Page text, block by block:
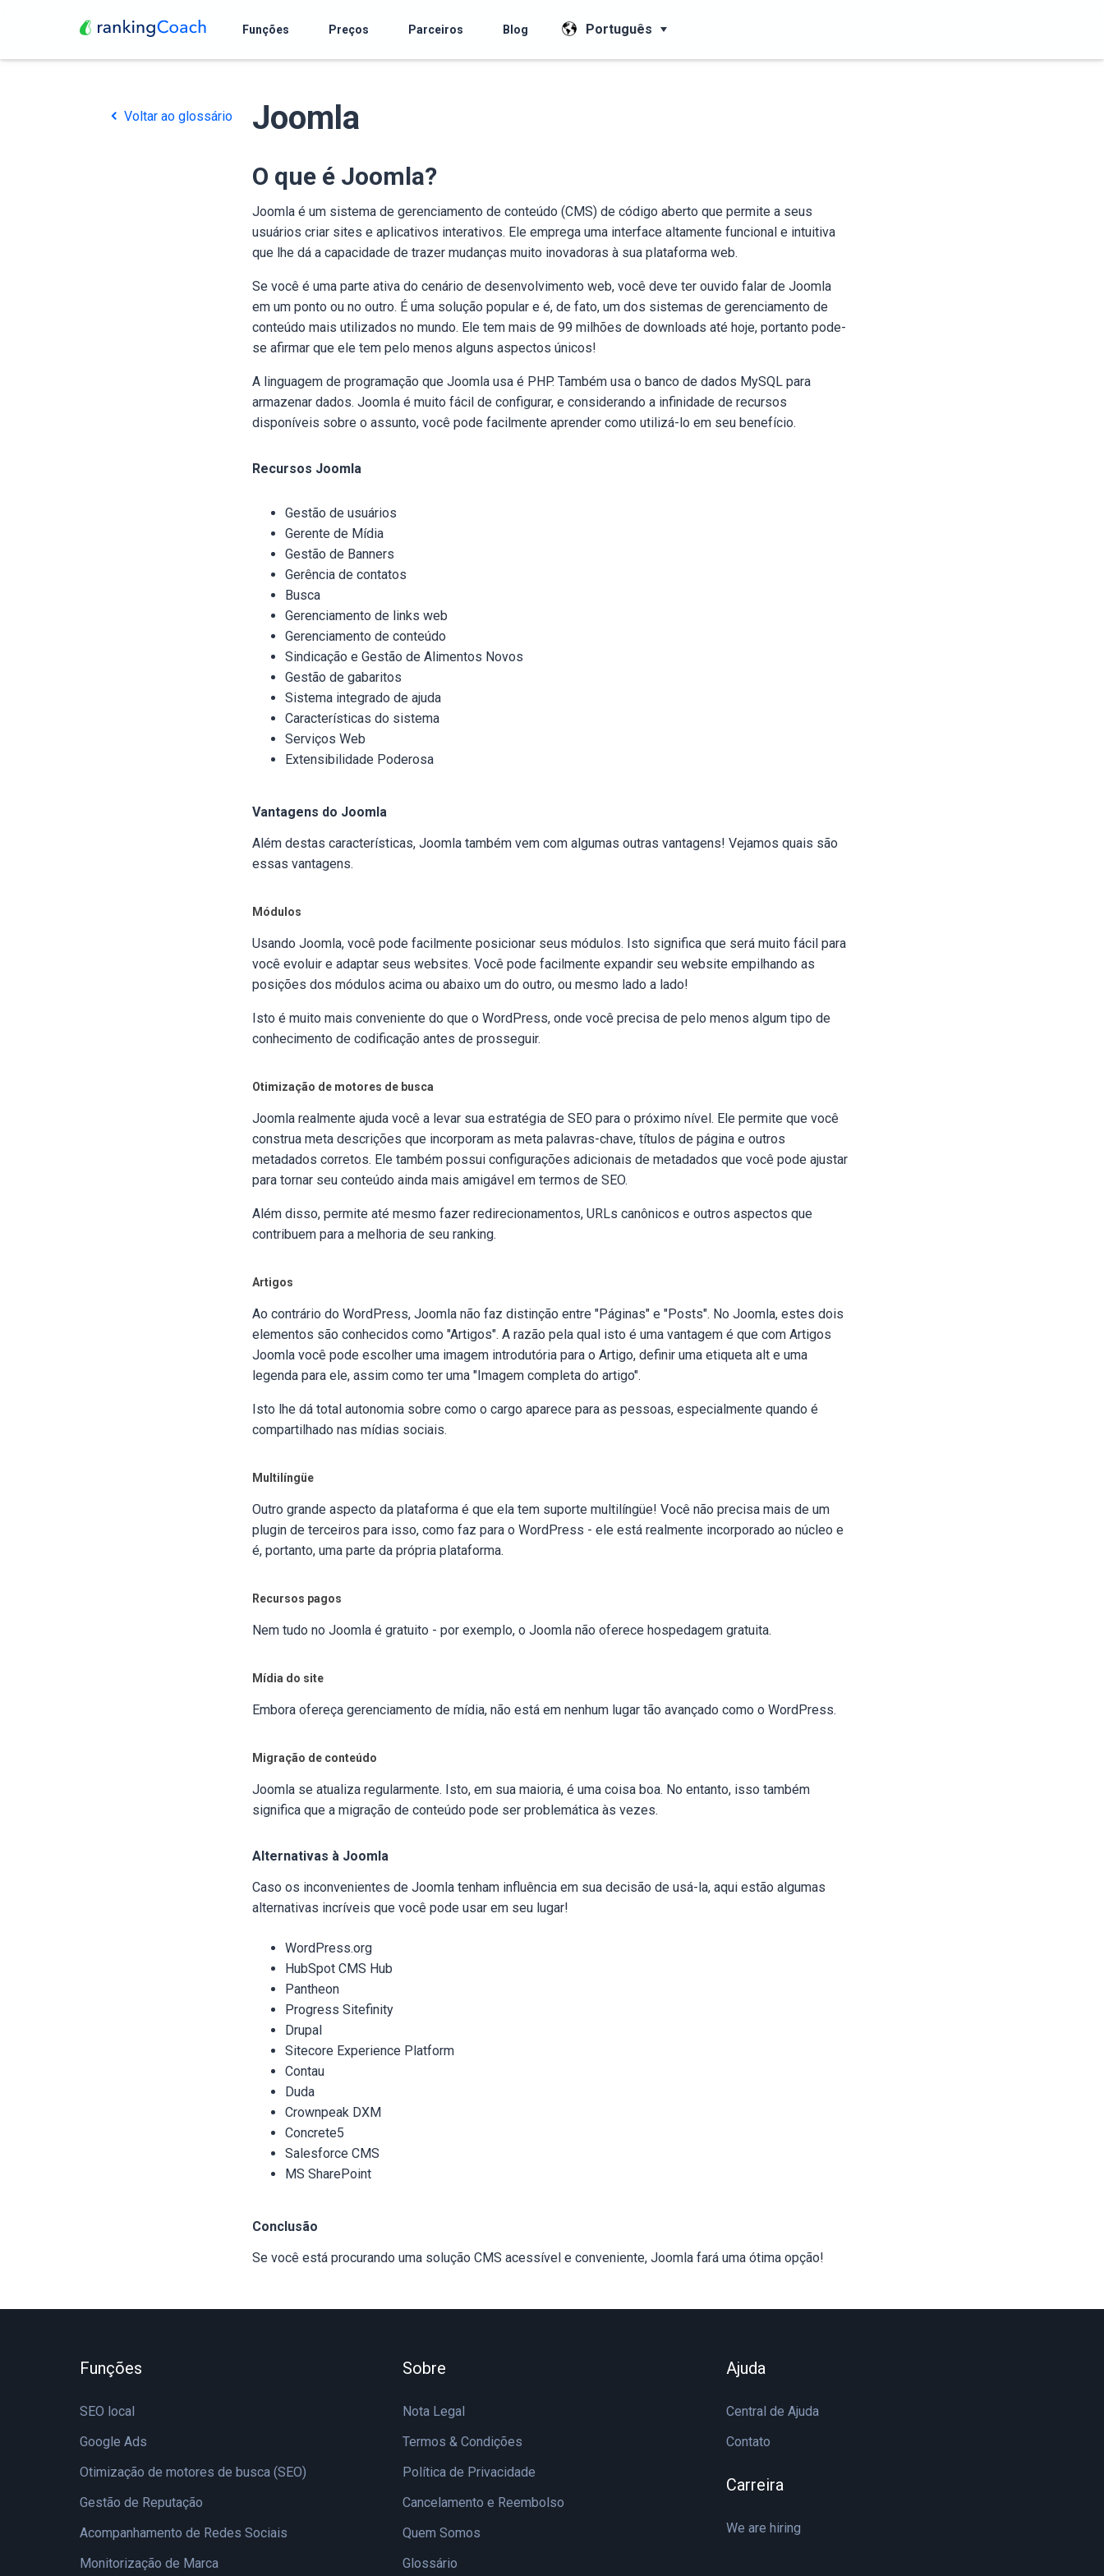
Funções Preços Parceiros Blog Português
Voltar ao glossário Joomla
O que é Joomla?
Joomla é um sistema de gerenciamento de conteúdo (CMS) de código aberto que permite a seus
usuários criar sites e aplicativos interativos. Ele emprega uma interface altamente funcional e intuitiva
que lhe dá a capacidade de trazer mudanças muito inovadoras à sua plataforma web.
Se você é uma parte ativa do cenário de desenvolvimento web, você deve ter ouvido falar de Joomla
em um ponto ou no outro. É uma solução popular e é, de fato, um dos sistemas de gerenciamento de
conteúdo mais utilizados no mundo. Ele tem mais de 99 milhões de downloads até hoje, portanto pode-
se afirmar que ele tem pelo menos alguns aspectos únicos!
A linguagem de programação que Joomla usa é PHP. Também usa o banco de dados MySQL para
armazenar dados. Joomla é muito fácil de configurar, e considerando a infinidade de recursos
disponíveis sobre o assunto, você pode facilmente aprender como utilizá-lo em seu benefício.
Recursos Joomla
Gestão de usuários
Gerente de Mídia
Gestão de Banners
Gerência de contatos
Busca
Gerenciamento de links web
Gerenciamento de conteúdo
Sindicação e Gestão de Alimentos Novos
Gestão de gabaritos
Sistema integrado de ajuda
Características do sistema
Serviços Web
Extensibilidade Poderosa
Vantagens do Joomla
Além destas características, Joomla também vem com algumas outras vantagens! Vejamos quais são
essas vantagens.
Módulos
Usando Joomla, você pode facilmente posicionar seus módulos. Isto significa que será muito fácil para
você evoluir e adaptar seus websites. Você pode facilmente expandir seu website empilhando as
posições dos módulos acima ou abaixo um do outro, ou mesmo lado a lado!
Isto é muito mais conveniente do que o WordPress, onde você precisa de pelo menos algum tipo de
conhecimento de codificação antes de prosseguir.
Otimização de motores de busca
Joomla realmente ajuda você a levar sua estratégia de SEO para o próximo nível. Ele permite que você
construa meta descrições que incorporam as meta palavras-chave, títulos de página e outros
metadados corretos. Ele também possui configurações adicionais de metadados que você pode ajustar
para tornar seu conteúdo ainda mais amigável em termos de SEO.
Além disso, permite até mesmo fazer redirecionamentos, URLs canônicos e outros aspectos que
contribuem para a melhoria de seu ranking.
Artigos
Ao contrário do WordPress, Joomla não faz distinção entre "Páginas" e "Posts". No Joomla, estes dois
elementos são conhecidos como "Artigos". A razão pela qual isto é uma vantagem é que com Artigos
Joomla você pode escolher uma imagem introdutória para o Artigo, definir uma etiqueta alt e uma
legenda para ele, assim como ter uma "Imagem completa do artigo".
Isto lhe dá total autonomia sobre como o cargo aparece para as pessoas, especialmente quando é
compartilhado nas mídias sociais.
Multilíngüe
Outro grande aspecto da plataforma é que ela tem suporte multilíngüe! Você não precisa mais de um
plugin de terceiros para isso, como faz para o WordPress - ele está realmente incorporado ao núcleo e
é, portanto, uma parte da própria plataforma.
Recursos pagos
Nem tudo no Joomla é gratuito - por exemplo, o Joomla não oferece hospedagem gratuita.
Mídia do site
Embora ofereça gerenciamento de mídia, não está em nenhum lugar tão avançado como o WordPress.
Migração de conteúdo
Joomla se atualiza regularmente. Isto, em sua maioria, é uma coisa boa. No entanto, isso também
significa que a migração de conteúdo pode ser problemática às vezes.
Alternativas à Joomla
Caso os inconvenientes de Joomla tenham influência em sua decisão de usá-la, aqui estão algumas
alternativas incríveis que você pode usar em seu lugar!
WordPress.org
HubSpot CMS Hub
Pantheon
Progress Sitefinity
Drupal
Sitecore Experience Platform
Contau
Duda
Crownpeak DXM
Concrete5
Salesforce CMS
MS SharePoint
Conclusão
Se você está procurando uma solução CMS acessível e conveniente, Joomla fará uma ótima opção!
Funções
SEO local
Google Ads
Otimização de motores de busca (SEO)
Gestão de Reputação
Acompanhamento de Redes Sociais
Monitorização de Marca
Sobre
Nota Legal
Termos & Condições
Política de Privacidade
Cancelamento e Reembolso
Quem Somos
Glossário
Ajuda
Central de Ajuda
Contato
Carreira
We are hiring